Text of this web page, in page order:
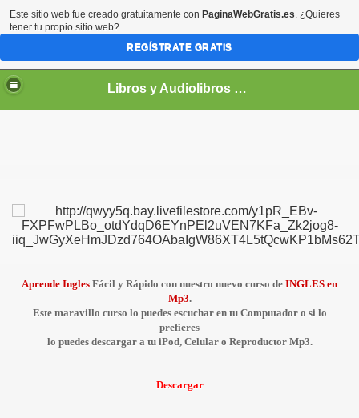
Libros y Audiolibros Para emprendedores
Aprende Ingles Fácil y Rápido con nuestro nuevo curso de INGLES en
Mp3.
Este maravillo curso lo puedes escuchar en tu Computador o si lo
prefieres
lo puedes descargar a tu iPod, Celular o Reproductor Mp3.
Descargar
Este sitio web fue creado gratuitamente con PaginaWebGratis.es. ¿Quieres
tener tu propio sitio web?
REGÍSTRATE GRATIS